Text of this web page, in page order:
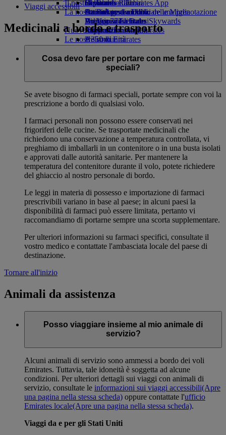
tab
Bevande
La nostra flotta
Boeing 777
A380 di Emirates
A350 di Emirates
Emirates Executive
Disposizione dei posti
Giocattoli
Attività per bambini
Il nostro pianeta
Attività sostenibili
Politica ambientale
Rapporti ambientali
Le nostre comunità
Emirates Airline FoundationEmirates
Airline Foundation Opens an external link
in a new tab
Da Roma a Dubai
Da Bologna a Dubai
Da Venezia a Dubai
Nuove destinazioni
Helsinki
Hangzhou
Đà Nẵng
Shenzhen
Skywards Rail
Strumento di calcolo delle Miglia
Accesso a Emirates Skywards
Skywards+
Cellulare ed Emirates App
Cancellare o modificare una prenotazione
Viaggio modificato
Informazioni su Emirates
Viaggi accessibili
Medicinali a bordo e trasporto
Cosa devo fare per portare con me farmaci
speciali?
Se avete bisogno di farmaci speciali, portate sempre con voi la
prescrizione a bordo di qualsiasi volo.
I farmaci personali non possono essere conservati nei
frigoriferi delle cucine. Se trasportate medicinali che
richiedono una conservazione a temperatura controllata, vi
preghiamo di imballarli in un contenitore o in una busta isolati
e approvati dalle autorità sanitarie. Per mantenere la
temperatura del contenitore durante il volo, potete richiedere
del ghiaccio al nostro personale di bordo.
Le leggi in materia di possesso e importazione di farmaci
prescrivibili variano in base al paese; in alcuni paesi la
disponibilità di farmaci può essere limitata, pertanto vi
raccomandiamo di portarne sempre una scorta supplementare.
Per ulteriori informazioni su farmaci specifici, consultate il
vostro medico e contattate l'ambasciata locale del paese di
destinazione.
Tornare all'inizio
Animali da assistenza
Posso viaggiare insieme al mio animale di
servizio?
Alcuni animali di servizio sono ammessi a bordo dei voli
Emirates. Tuttavia, tale idoneità è soggetta ad alcune
condizioni. Per ulteriori dettagli sui viaggi con animali di
servizio, consultate le informazioni sui viaggi accessibili(Apre
una pagina nella stessa scheda) oppure contattate l'ufficio
Emirates locale(Apre una pagina nella stessa scheda).
Viaggi da e per gli Stati Uniti